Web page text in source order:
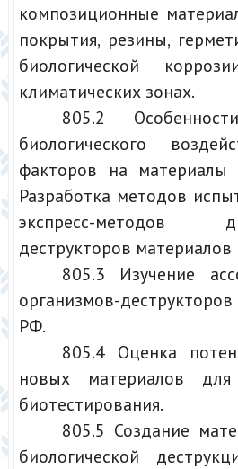
композиционные
покрытия, резины,
биологической
климатических зонах.
805.2
биологического
факторов на материалы
Разработка методов
экспресс-методов
деструкторов
805.3 Изучение
организмов-
РФ.
805.4 Оценка
новых материалов для
биотестирования.
805.5 Создание
биологической